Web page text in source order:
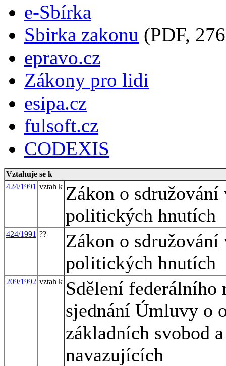
e-Sbírka
Sbirka zakonu (PDF,
epravo.cz
Zákony pro lidi
esipa.cz
fulsoft.cz
CODEXIS
Vztahuje se k
424/1991 vztah k Zákon o
politických hnutích
424/1991 ??
Zákon o
politických hnutích
209/1992 vztah k Sdělení federálního
sjednání Úmluvy o
základních svobod
navazujících